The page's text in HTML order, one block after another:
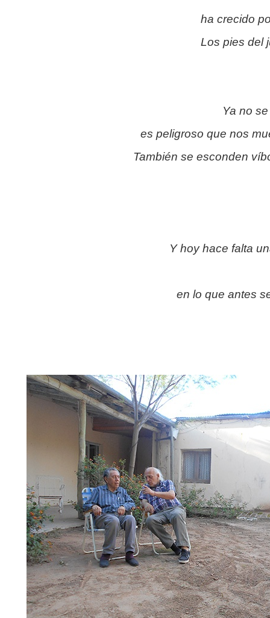
ha crecido
Los pies del
Ya no
es peligroso que nos
También se esconden
Y hoy hace falta
en lo que antes